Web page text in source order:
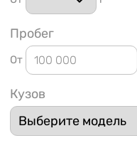
Пробег
От
Кузов